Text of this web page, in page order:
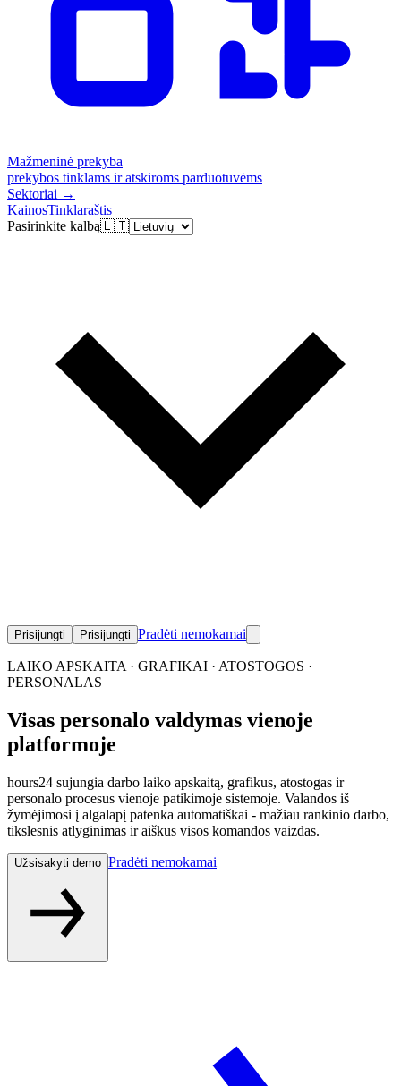
Mažmeninė prekyba
prekybos tinklams ir atskiroms parduotuvėms
Sektoriai →
KainosTinklaraštis
Pasirinkite kalbą🇱🇹
Prisijungti Prisijungti Pradėti nemokamai
LAIKO APSKAITA · GRAFIKAI · ATOSTOGOS ·
PERSONALAS
Visas personalo valdymas vienoje
platformoje
hours24 sujungia darbo laiko apskaitą, grafikus, atostogas ir
personalo procesus vienoje patikimoje sistemoje. Valandos iš
žymėjimosi į algalapį patenka automatiškai - mažiau rankinio darbo,
tikslesnis atlyginimas ir aiškus visos komandos vaizdas.
Užsisakyti demo Pradėti nemokamai